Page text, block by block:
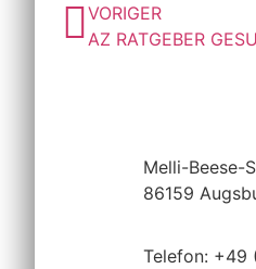
VORIGER
Melli-Beese-
86159
Telefon: +49